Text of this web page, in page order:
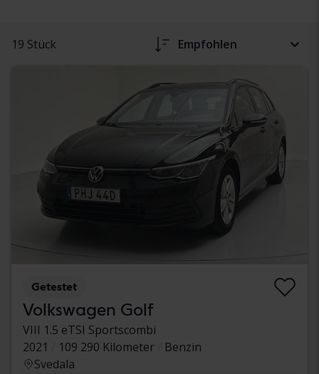
19 Stück Empfohlen
Getestet
Volkswagen Golf
VIII 1.5 eTSI Sportscombi
2021
109 290 Kilometer
Benzin
Svedala